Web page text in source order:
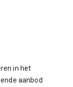
in het
aanbod